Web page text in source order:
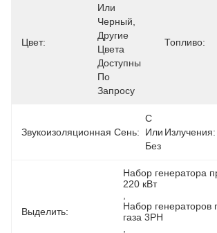
Цвет:
Или
Черный,
Другие
Цвета
Доступны
По
Запросу
Топливо:
Звукоизоляционная Сень:
С
Или
Без
Излучения:
Выделить:
Набор генератора
220 кВт
Набор генераторов
газа 3PH